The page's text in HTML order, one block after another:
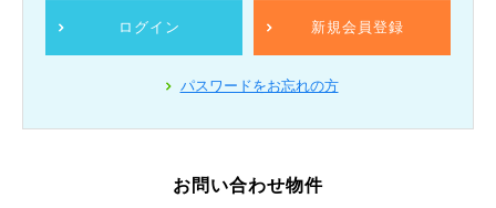
ログイン 新規会員登録
パスワードをお忘れの方
お問い合わせ物件